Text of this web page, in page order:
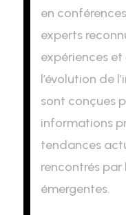
en
experts
expériences
l’évolution de
sont conçues
informations
tendances
rencontrés par
émergentes.